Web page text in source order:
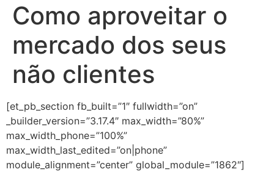
Como aproveitar o
mercado dos seus
não clientes
[et_pb_section fb_built=”1″ fullwidth=”on”
_builder_version=”3.17.4″ max_width=”80%”
max_width_phone=”100%”
max_width_last_edited=”on|phone”
module_alignment=”center” global_module=”1862″]